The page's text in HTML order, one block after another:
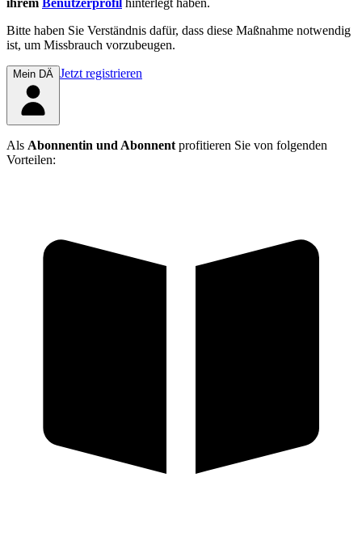
ihrem Benutzerprofil hinterlegt haben.
Bitte haben Sie Verständnis dafür, dass diese Maßnahme notwendig
ist, um Missbrauch vorzubeugen.
Mein DÄ Jetzt registrieren
Als Abonnentin und Abonnentprofitieren Sie von folgenden
Vorteilen: